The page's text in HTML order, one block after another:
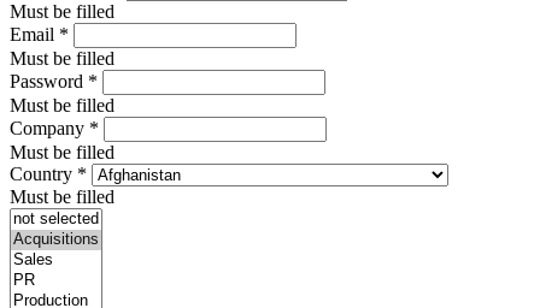
Must be filled
Email *
Must be filled
Password *
Must be filled
Company *
Must be filled
Country *
Must be filled